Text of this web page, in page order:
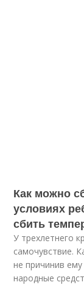
Как можно
условиях
сбить
У трехлетнего
самочувствие.
не причинив
народные